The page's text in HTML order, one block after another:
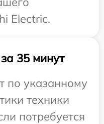
Electric.
35 минут
по указанному
техники
потребуется